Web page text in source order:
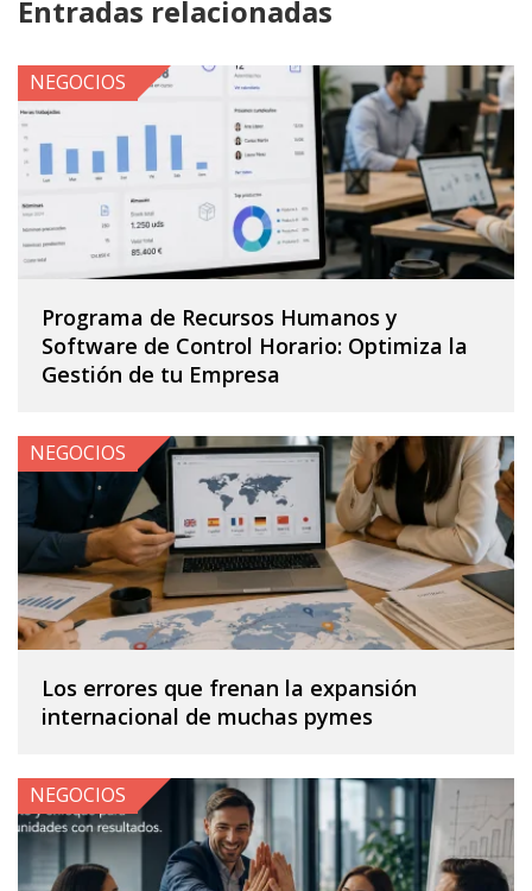
Entradas relacionadas
Programa de Recursos Humanos y
Software de Control Horario: Optimiza la
Gestión de tu Empresa
NEGOCIOS
Los errores que frenan la expansión
internacional de muchas pymes
NEGOCIOS
NEGOCIOS